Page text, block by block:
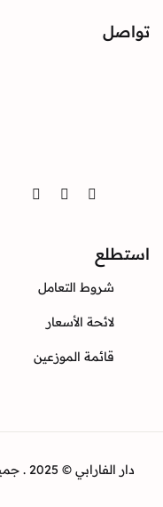
تواصل
Facebook
استطلع
شروط التعامل
لائحة الأسعار
قائمة الموزعين